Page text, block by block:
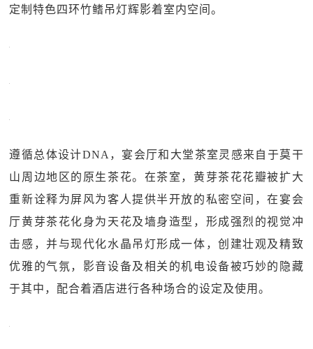
定制特色四环竹鳍吊灯辉影着室内空间。
遵循总体设计DNA，宴会厅和大堂茶室灵感来自于莫干
山周边地区的原生茶花。在茶室，黄芽茶花花瓣被扩大
重新诠释为屏风为客人提供半开放的私密空间，在宴会
厅黄芽茶花化身为天花及墙身造型，形成强烈的视觉冲
击感，并与现代化水晶吊灯形成一体，创建壮观及精致
优雅的气氛，影音设备及相关的机电设备被巧妙的隐藏
于其中，配合着酒店进行各种场合的设定及使用。